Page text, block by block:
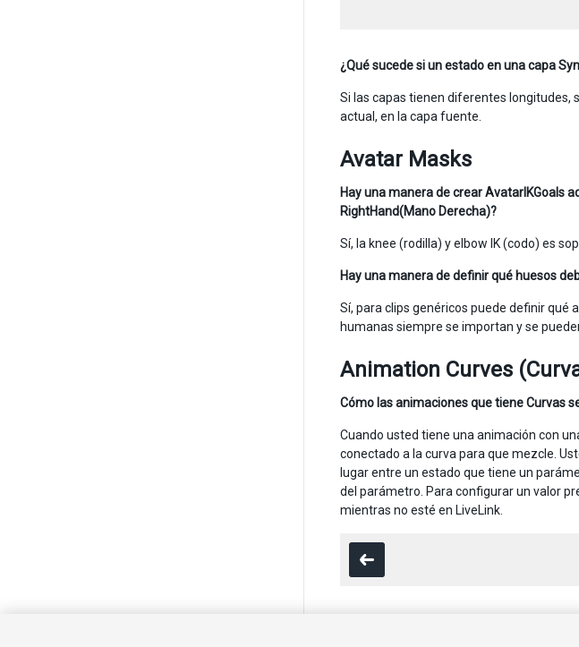
¿Qué sucede si un estado en una capa
Si las capas tienen diferentes longitudes,
actual, en la capa fuente.
Avatar Masks
Hay una manera de crear AvatarIKGoals
RightHand(Mano Derecha)?
Sí, la knee (rodilla) y elbow IK (codo) es
Hay una manera de definir qué huesos
Sí, para clips genéricos puede definir
humanas siempre se importan y se
Animation Curves
Cómo las animaciones que tiene Curvas
Cuando usted tiene una animación con
conectado a la curva para que mezcle.
lugar entre un estado que tiene un
del parámetro. Para configurar un valor
mientras no esté en LiveLink.